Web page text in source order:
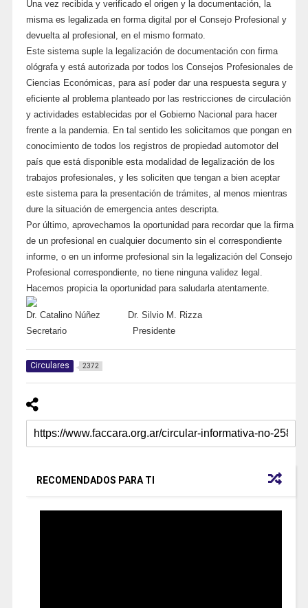
Una vez recibida y verificado el origen y la documentación, la
misma es legalizada en forma digital por el Consejo Profesional y
devuelta al profesional, en el mismo formato.
Este sistema suple la legalización de documentación con firma
ológrafa y está autorizada por todos los Consejos Profesionales de
Ciencias Económicas, para así poder dar una respuesta segura y
eficiente al problema planteado por las restricciones de circulación
y actividades establecidas por el Gobierno Nacional para hacer
frente a la pandemia. En tal sentido les solicitamos que pongan en
conocimiento de todos los registros de propiedad automotor del
país que está disponible esta modalidad de legalización de los
trabajos profesionales, y les soliciten que tengan a bien aceptar
este sistema para la presentación de trámites, al menos mientras
dure la situación de emergencia antes descripta.
Por último, aprovechamos la oportunidad para recordar que la firma
de un profesional en cualquier documento sin el correspondiente
informe, o en un informe profesional sin la legalización del Consejo
Profesional correspondiente, no tiene ninguna validez legal.
Hacemos propicia la oportunidad para saludarla atentamente.
Dr. Catalino Núñez Dr. Silvio M. Rizza
Secretario Presidente
Circulares 2372
RECOMENDADOS PARA TI